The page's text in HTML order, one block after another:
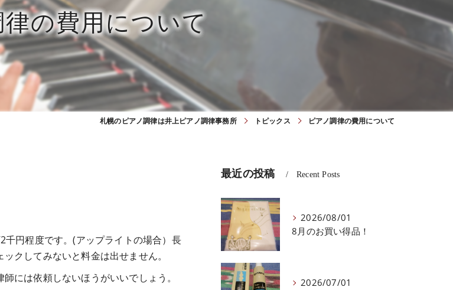
の費用について
札幌のピアノ調律は井上ピアノ調律事務所 トピックス ピアノ調律の費用について
千円程度です。(アップライトの場合）長
クしてみないと料金は出せません。
には依頼しないほうがいいでしょう。
最近の投稿 Recent Posts
2026/08/01
8月のお買い得品！
2026/07/01